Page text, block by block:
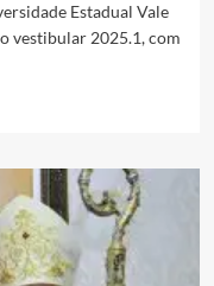
Estadual Vale
vestibular 2025.1, com